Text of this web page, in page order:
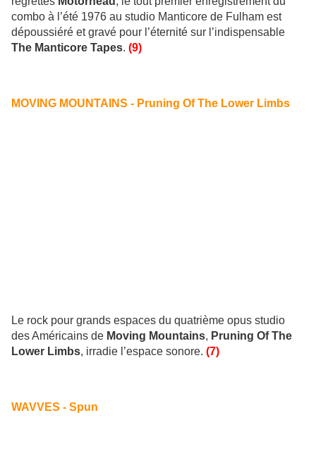
combo à l’été 1976 au studio Manticore de Fulham est
dépoussiéré et gravé pour l’éternité sur l’indispensable
The Manticore Tapes. (9)
MOVING MOUNTAINS - Pruning Of The Lower Limbs
Le rock pour grands espaces du quatrième opus studio
des Américains de Moving Mountains, Pruning Of The
Lower Limbs, irradie l’espace sonore. (7)
WAVVES - Spun